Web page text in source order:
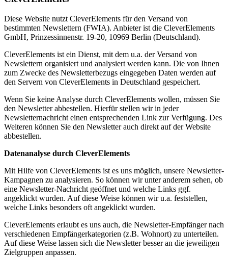
Diese Website nutzt CleverElements für den Versand von
bestimmten Newslettern (FWIA). Anbieter ist die CleverElements
GmbH, Prinzessinnenstr. 19-20, 10969 Berlin (Deutschland).
CleverElements ist ein Dienst, mit dem u.a. der Versand von
Newslettern organisiert und analysiert werden kann. Die von Ihnen
zum Zwecke des Newsletterbezugs eingegeben Daten werden auf
den Servern von CleverElements in Deutschland gespeichert.
Wenn Sie keine Analyse durch CleverElements wollen, müssen Sie
den Newsletter abbestellen. Hierfür stellen wir in jeder
Newsletternachricht einen entsprechenden Link zur Verfügung. Des
Weiteren können Sie den Newsletter auch direkt auf der Website
abbestellen.
Datenanalyse durch CleverElements
Mit Hilfe von CleverElements ist es uns möglich, unsere Newsletter-
Kampagnen zu analysieren. So können wir unter anderem sehen, ob
eine Newsletter-Nachricht geöffnet und welche Links ggf.
angeklickt wurden. Auf diese Weise können wir u.a. feststellen,
welche Links besonders oft angeklickt wurden.
CleverElements erlaubt es uns auch, die Newsletter-Empfänger nach
verschiedenen Empfängerkategorien (z.B. Wohnort) zu unterteilen.
Auf diese Weise lassen sich die Newsletter besser an die jeweiligen
Zielgruppen anpassen.